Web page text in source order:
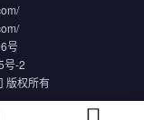
号
号-2
版权所有